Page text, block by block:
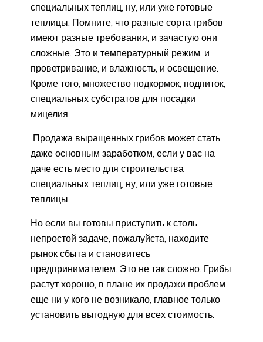
специальных теплиц, ну, или уже готовые
теплицы. Помните, что разные сорта грибов
имеют разные требования, и зачастую они
сложные. Это и температурный режим, и
проветривание, и влажность, и освещение.
Кроме того, множество подкормок, подпиток,
специальных субстратов для посадки
мицелия.
Продажа выращенных грибов может стать
даже основным заработком, если у вас на
даче есть место для строительства
специальных теплиц, ну, или уже готовые
теплицы
Но если вы готовы приступить к столь
непростой задаче, пожалуйста, находите
рынок сбыта и становитесь
предпринимателем. Это не так сложно. Грибы
растут хорошо, в плане их продажи проблем
еще ни у кого не возникало, главное только
установить выгодную для всех стоимость.